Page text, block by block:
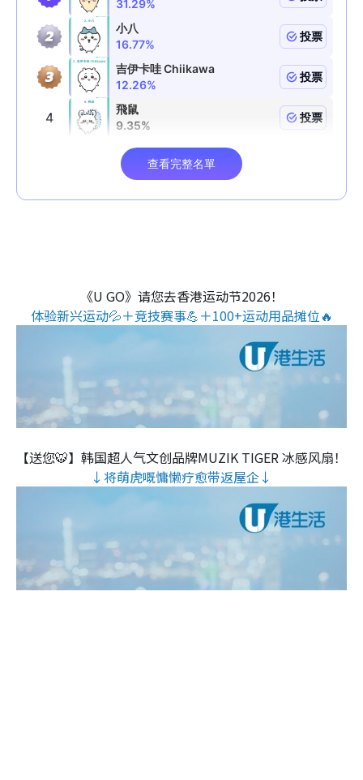
《U GO》请您去香港运动节2026！
体验新兴运动💦＋竞技赛事💪＋100+运动用品摊位🔥
【送您🐯】韩国超人气文创品牌MUZIK TIGER 冰感风扇！
↓将萌虎嘅慵懒疗愈带返屋企↓